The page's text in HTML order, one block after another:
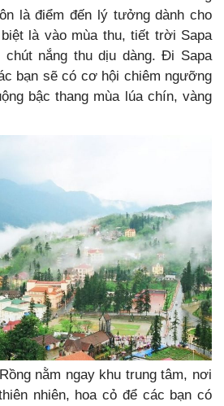
là điểm đến lý tưởng dành cho
là vào mùa thu, tiết trời Sapa
nắng thu dịu dàng. Đi Sapa
bạn sẽ có cơ hội chiêm ngưỡng
bậc thang mùa lúa chín, vàng
nằm ngay khu trung tâm, nơi
nhiên, hoa cỏ để các bạn có